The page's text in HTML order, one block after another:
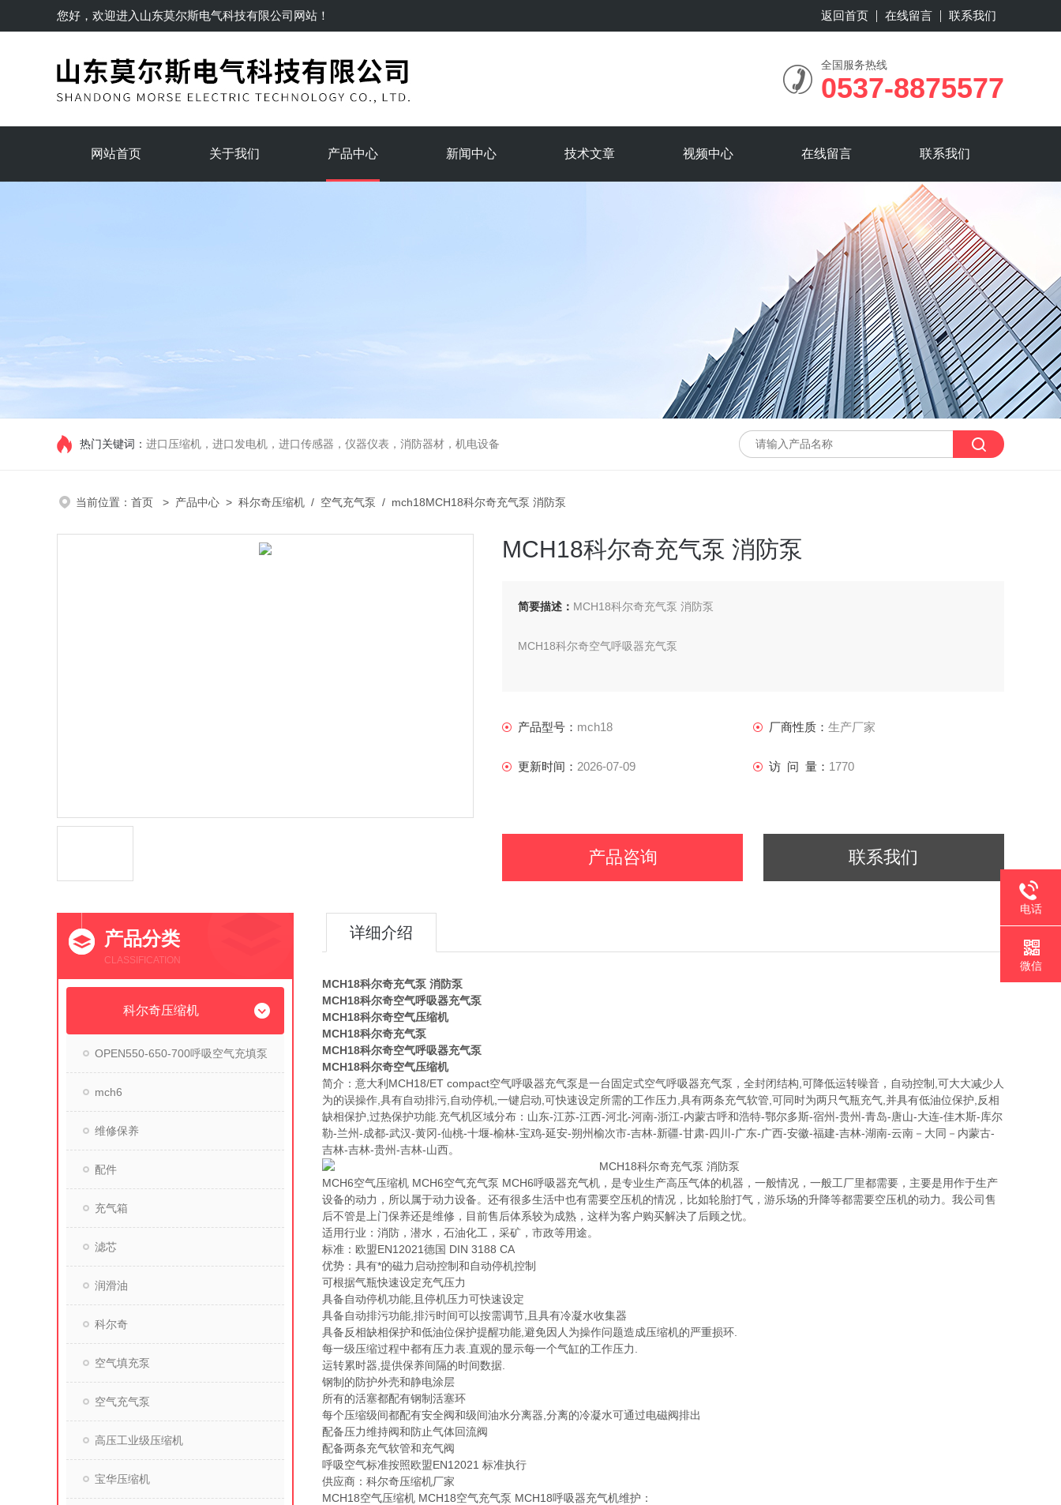
您好，欢迎进入 山东莫尔斯电气科技有限公司网站！ 返回首页 在线留言 联系我们
全国服务热线
0537-8875577
网站首页 关于我们 产品中心 新闻中心 技术文章 视频中心 在线留言 联系我们
热门关键词： 进口压缩机，进口发电机，进口传感器，仪器仪表，消防器材，机电设备
当前位置： 首页 > 产品中心 > 科尔奇压缩机 / 空气充气泵 / mch18MCH18科尔奇充气泵 消防泵
MCH18科尔奇充气泵 消防泵
简要描述： MCH18科尔奇充气泵 消防泵
MCH18科尔奇空气呼吸器充气泵
产品型号： mch18 厂商性质： 生产厂家
更新时间： 2026-07-09 访 问 量： 1770
产品咨询 联系我们
产品分类
CLASSIFICATION
科尔奇压缩机
OPEN550-650-700呼吸空气充填泵
mch6
维修保养
配件
充气箱
滤芯
润滑油
科尔奇
空气填充泵
空气充气泵
高压工业级压缩机
宝华压缩机
详细介绍
MCH18科尔奇充气泵 消防泵
MCH18科尔奇空气呼吸器充气泵
MCH18科尔奇空气压缩机
MCH18科尔奇充气泵
MCH18科尔奇空气呼吸器充气泵
MCH18科尔奇空气压缩机
简介：意大利MCH18/ET compact空气呼吸器充气泵是一台固定式空气呼吸器充气泵，全封闭结构,可降低运转噪音，自动控制,可大大减少人
为的误操作,具有自动排污,自动停机,一键启动,可快速设定所需的工作压力,具有两条充气软管,可同时为两只气瓶充气,并具有低油位保护,反相
缺相保护,过热保护功能.充气机区域分布：山东-江苏-江西-河北-河南-浙江-内蒙古呼和浩特-鄂尔多斯-宿州-贵州-青岛-唐山-大连-佳木斯-库尔
勒-兰州-成都-武汉-黄冈-仙桃-十堰-榆林-宝鸡-延安-朔州榆次市-吉林-新疆-甘肃-四川-广东-广西-安徽-福建-吉林-湖南-云南－大同－内蒙古-
吉林-吉林-贵州-吉林-山西。
MCH6空气压缩机 MCH6空气充气泵 MCH6呼吸器充气机，是专业生产高压气体的机器，一般情况，一般工厂里都需要，主要是用作于生产
设备的动力，所以属于动力设备。还有很多生活中也有需要空压机的情况，比如轮胎打气，游乐场的升降等都需要空压机的动力。我公司售
后不管是上门保养还是维修，目前售后体系较为成熟，这样为客户购买解决了后顾之忧。
适用行业：消防，潜水，石油化工，采矿，市政等用途。
标准：欧盟EN12021德国 DIN 3188 CA
优势：具有*的磁力启动控制和自动停机控制
可根据气瓶快速设定充气压力
具备自动停机功能,且停机压力可快速设定
具备自动排污功能,排污时间可以按需调节,且具有冷凝水收集器
具备反相缺相保护和低油位保护提醒功能,避免因人为操作问题造成压缩机的严重损环.
每一级压缩过程中都有压力表.直观的显示每一个气缸的工作压力.
运转累时器,提供保养间隔的时间数据.
钢制的防护外壳和静电涂层
所有的活塞都配有钢制活塞环
每个压缩级间都配有安全阀和级间油水分离器,分离的冷凝水可通过电磁阀排出
配备压力维持阀和防止气体回流阀
配备两条充气软管和充气阀
呼吸空气标准按照欧盟EN12021 标准执行
供应商：科尔奇压缩机厂家
MCH18空气压缩机 MCH18空气充气泵 MCH18呼吸器充气机维护：
电话
微信